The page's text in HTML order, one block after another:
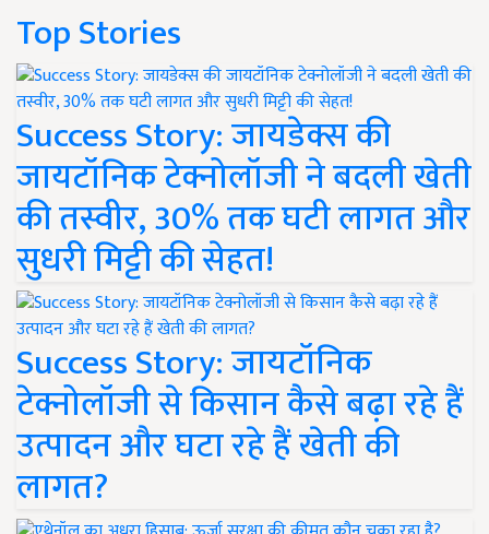
Top Stories
Success Story: जायडेक्स की
जायटॉनिक टेक्नोलॉजी ने बदली खेती
की तस्वीर, 30% तक घटी लागत और
सुधरी मिट्टी की सेहत!
Success Story: जायटॉनिक
टेक्नोलॉजी से किसान कैसे बढ़ा रहे हैं
उत्पादन और घटा रहे हैं खेती की
लागत?